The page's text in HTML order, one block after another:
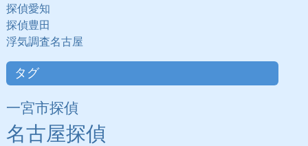
探偵愛知
探偵豊田
浮気調査名古屋
タグ
一宮市探偵
名古屋探偵